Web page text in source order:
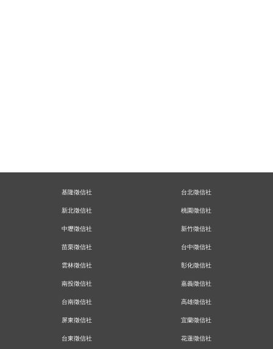
基隆徵信社 台北徵信社
新北徵信社 桃園徵信社
中壢徵信社 新竹徵信社
苗栗徵信社 台中徵信社
雲林徵信社 彰化徵信社
南投徵信社 嘉義徵信社
台南徵信社 高雄徵信社
屏東徵信社 宜蘭徵信社
台東徵信社 花蓮徵信社